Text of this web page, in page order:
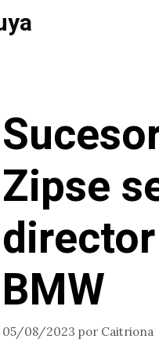
Zipse
BMW
05/08/2023 por Caitriona